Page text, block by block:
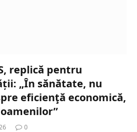
replică pentru
„În sănătate, nu
eficienţă economică,
0